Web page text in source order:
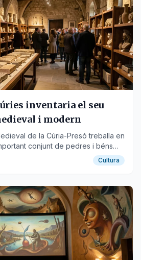
inventaria el seu
i modern
de la Cúria-Presó treballa en
conjunt de pedres i béns
i moderna.
Cultura